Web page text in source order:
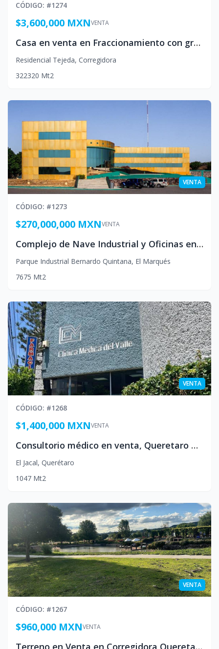
CÓDIGO: #1274
VENTA
$3,600,000 MXN
Casa en venta en Fraccionamiento con gran abolengo en Queretaro Mexico
Residencial Tejeda, Corregidora
322320 Mt2
VENTA
CÓDIGO: #1273
VENTA
$270,000,000 MXN
Complejo de Nave Industrial y Oficinas en Venta el marques Queretaro Mexico
Parque Industrial Bernardo Quintana, El Marqués
7675 Mt2
VENTA
CÓDIGO: #1268
VENTA
$1,400,000 MXN
Consultorio médico en venta, Queretaro Mexico
El Jacal, Querétaro
1047 Mt2
VENTA
CÓDIGO: #1267
VENTA
$960,000 MXN
Terreno en Venta en Corregidora Queretaro Mexico